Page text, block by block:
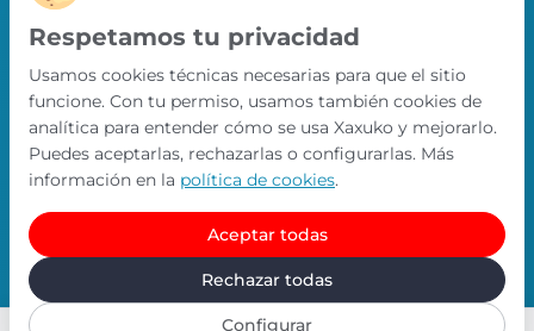
LLEVA XAXUKO CONTIGO
Chollos, misiones y recompensas desde
nuestra APP.
PRÓXIMAMENTE EN
App Store
Política de privacidad
Respetamos tu privacidad
Usamos cookies técnicas necesarias para que el sitio
funcione. Con tu permiso, usamos también cookies de
analítica para entender cómo se usa Xaxuko y mejorarlo.
Puedes aceptarlas, rechazarlas o configurarlas. Más
información en la política de cookies.
Aceptar todas
Rechazar todas
Configurar